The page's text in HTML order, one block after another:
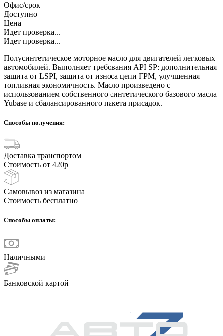
Офис/срок
Доступно
Цена
Идет проверка...
Идет проверка...
Полусинтетическое моторное масло для двигателей легковых
автомобилей. Выполняет требования API SP: дополнительная
защита от LSPI, защита от износа цепи ГРМ, улучшенная
топливная экономичность. Масло произведено с
использованием собственного синтетического базового масла
Yubase и сбалансированного пакета присадок.
Способы получения:
Доставка транспортом
Стоимость от 420р
Самовывоз из магазина
Стоимость бесплатно
Способы оплаты:
Наличными
Банковской картой